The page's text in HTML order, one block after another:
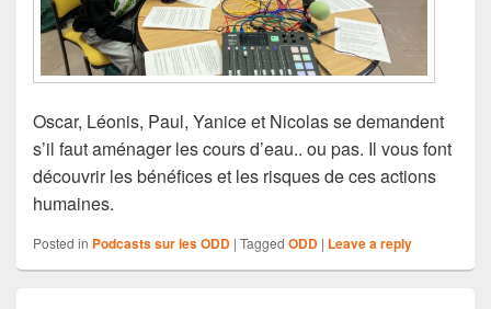
Oscar, Léonis, Paul, Yanice et Nicolas se demandent
s’il faut aménager les cours d’eau.. ou pas. Il vous font
découvrir les bénéfices et les risques de ces actions
humaines.
Posted in Podcasts sur les ODD | Tagged ODD | Leave a reply